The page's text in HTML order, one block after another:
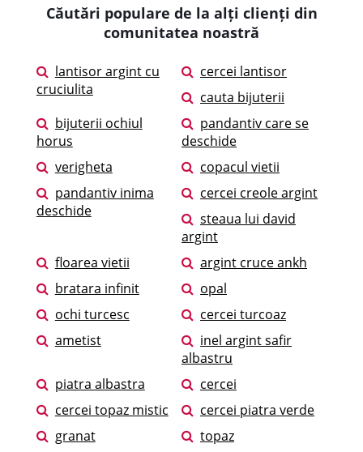
Căutări populare de la alți clienți din
comunitatea noastră
lantisor argint cu
cruciulita
cercei lantisor
cauta bijuterii
bijuterii ochiul
horus
pandantiv care se
deschide
verigheta
copacul vietii
pandantiv inima
deschide
cercei creole argint
steaua lui david
argint
floarea vietii
argint cruce ankh
bratara infinit
opal
ochi turcesc
cercei turcoaz
ametist
inel argint safir
albastru
piatra albastra
cercei
cercei topaz mistic
cercei piatra verde
granat
topaz